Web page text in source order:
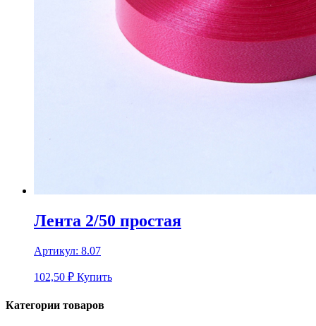
Лента 2/50 простая
Артикул: 8.07
102,50 ₽ Купить
Категории товаров